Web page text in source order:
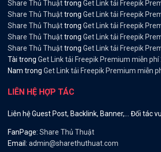
Share Thủ Thuậttrong Get Link tải Freepik
Share Thủ Thuậttrong Get Link tải Freepik
Share Thủ Thuậttrong Get Link tải Freepik
Share Thủ Thuậttrong Get Link tải Freepik
Share Thủ Thuậttrong Get Link tải Freepik
Tài trong Get Link tải Freepik Premium miễn phí
Nam trong Get Link tải Freepik Premium miễn
LIÊN HỆ HỢP TÁC
Liên hệ Guest Post, Backlink, Banner,… Đối tác
FanPage: Share Thủ Thuật
Email: admin@sharethuthuat.com